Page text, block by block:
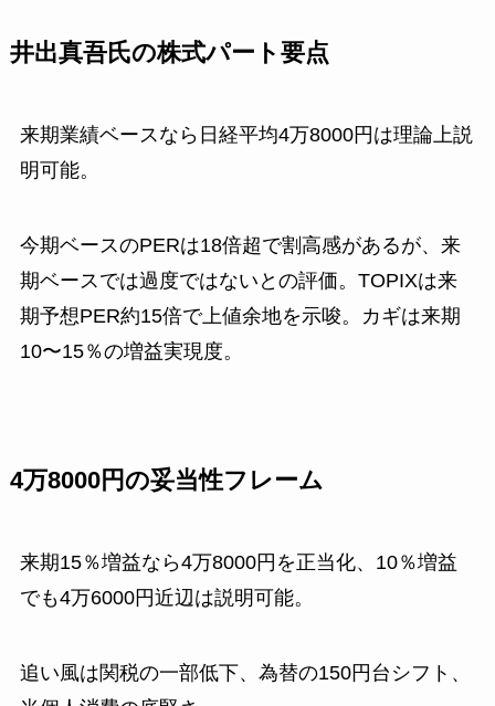
井出真吾氏の株式パート要点
来期業績ベースなら日経平均4万8000円は理論上説
明可能。
今期ベースのPERは18倍超で割高感があるが、来
期ベースでは過度ではないとの評価。TOPIXは来
期予想PER約15倍で上値余地を示唆。カギは来期
10〜15％の増益実現度。
4万8000円の妥当性フレーム
来期15％増益なら4万8000円を正当化、10％増益
でも4万6000円近辺は説明可能。
追い風は関税の一部低下、為替の150円台シフト、